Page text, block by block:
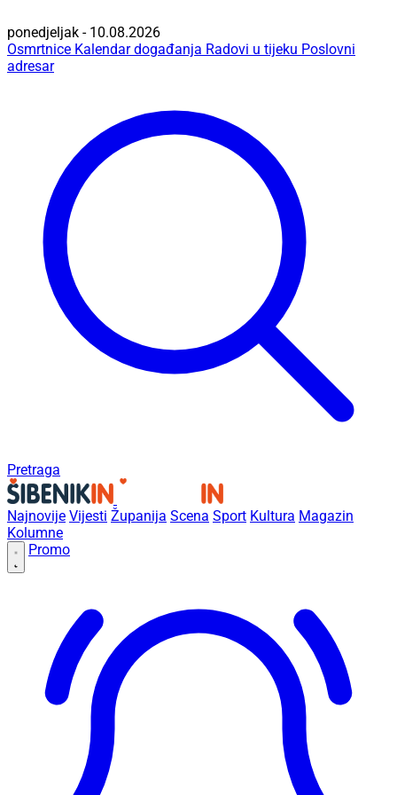
ponedjeljak - 10.08.2026
Osmrtnice Kalendar događanja Radovi u tijeku Poslovni
adresar
Pretraga
Najnovije Vijesti Županija Scena Sport Kultura Magazin
Kolumne
Promo